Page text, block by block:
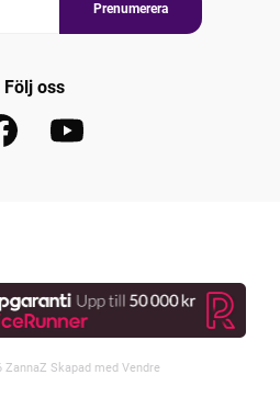
Prenumerera
Följ oss
ZannaZ Skapad med Vendre